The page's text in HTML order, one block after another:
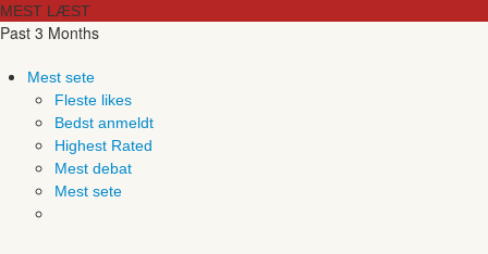
MEST LÆST
Past 3 Months
Mest sete
Fleste likes
Bedst anmeldt
Highest Rated
Mest debat
Mest sete